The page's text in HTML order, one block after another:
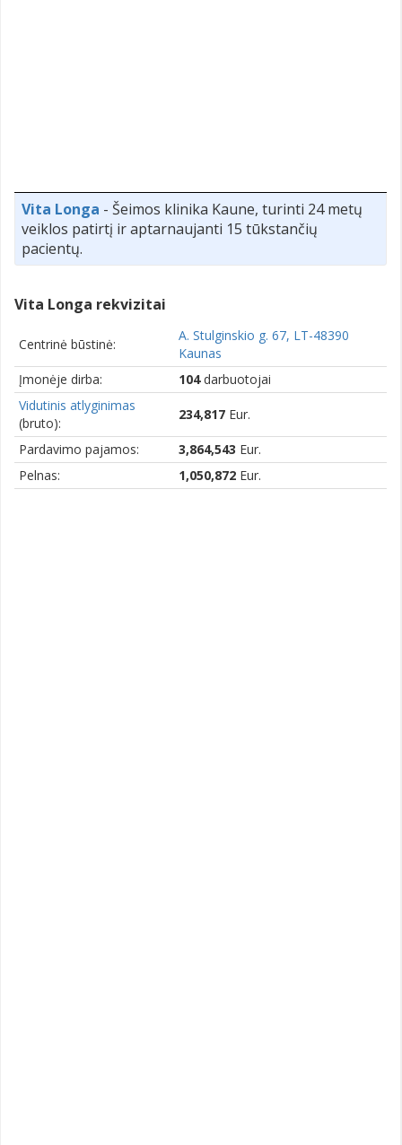
Vita Longa - Šeimos klinika Kaune, turinti 24 metų
veiklos patirtį ir aptarnaujanti 15 tūkstančių
pacientų.
Vita Longa rekvizitai
Centrinė būstinė:
A. Stulginskio g. 67, LT-48390
Kaunas
Įmonėje dirba:
104darbuotojai
Vidutinis atlyginimas
(bruto):
234,817 Eur.
Pardavimo pajamos: 3,864,543 Eur.
Pelnas:
1,050,872 Eur.